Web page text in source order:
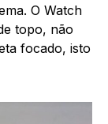
O Watch
topo, não
focado, isto